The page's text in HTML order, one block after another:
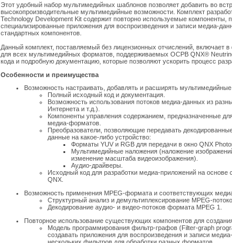
Этот удобный набор мультимедийных шаблонов позволяет добавить во
высокопроизводительные мультимедийные возможности. Комплект
Technology Development Kit содержит повторно используемые компоненты,
специализированные приложения для воспроизведения и записи медиа-
стандартных компонентов.
Данный комплект, поставляемый без лицензионных отчислений, включает
для всех мультимедийных форматов, поддерживаемых ОСРВ QNX®
кода и подробную документацию, которые позволяют ускорить процесс
Особенности и преимущества
Возможность настраивать, добавлять и расширять
Полный исходный код и документация.
Возможность использования потоков медиа-данных из
Интернета и т.д.).
Компоненты управления содержанием, предназначенные
медиа-форматов.
Преобразователи, позволяющие передавать
данные на какое-либо устройство:
Форматы YUV и RGB для передачи в окно QNX
Мультимедийные наложения (наложение
изменение масштаба видеоизображения).
Аудио-драйверы.
Исходный код для разработки медиа-приложений на
QNX.
Возможность применения MPEG-формата и соответствующих
Структурный анализ и демультиплексирование MPEG-
Декодирование аудио- и видео-потоков формата MPEG 1.
Повторное использование существующих компонентов для
Модель программирования фильтр-графов (Filter-graph
создавать приложения для воспроизведения и записи
нескольких фильтров для обработки разных форматов.